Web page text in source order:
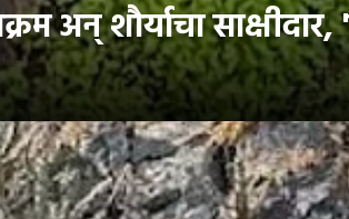
अन् शौर्याचा